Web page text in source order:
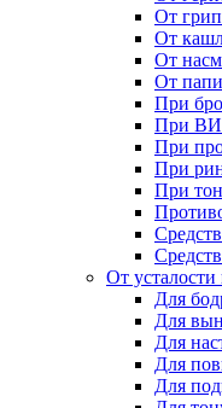
От
От
От
От
При
При
При
При
При
От усталости
Для
Для
Для
Для
Для